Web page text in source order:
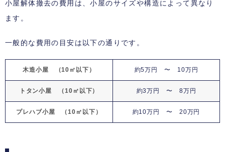
小屋解体撤去の費用は、小屋のサイズや構造によって異なり
ます。
一般的な費用の目安は以下の通りです。
木造小屋 （10㎡以下） 約5万円 〜 10万円
トタン小屋 （10㎡以下） 約3万円 〜 8万円
プレハブ小屋 （10㎡以下） 約10万円 〜 20万円